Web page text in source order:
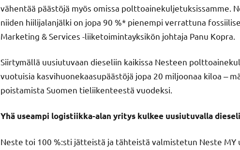
vähentää päästöjä myös omissa polttoainekuljetuksissamme.
niiden hiilijalanjälki on jopa 90 %* pienempi verrattuna
Marketing & Services -liiketoimintayksikön johtaja Panu Kopra.
Siirtymällä uusiutuvaan dieseliin kaikissa Nesteen
vuotuisia kasvihuonekaasupäästöjä jopa 20 miljoonaa kiloa ‒
poistamista Suomen tieliikenteestä vuodeksi.
Yhä useampi logistiikka-alan yritys kulkee uusiutuvalla
Neste toi 100 %:sti jätteistä ja tähteistä valmistetun Neste